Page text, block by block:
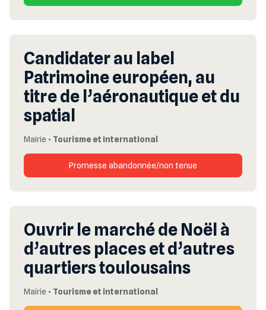
Candidater au label
Patrimoine européen, au
titre de l’aéronautique et du
spatial
Mairie • Tourisme et international
Promesse abandonnée/non tenue
Ouvrir le marché de Noël à
d’autres places et d’autres
quartiers toulousains
Mairie • Tourisme et international